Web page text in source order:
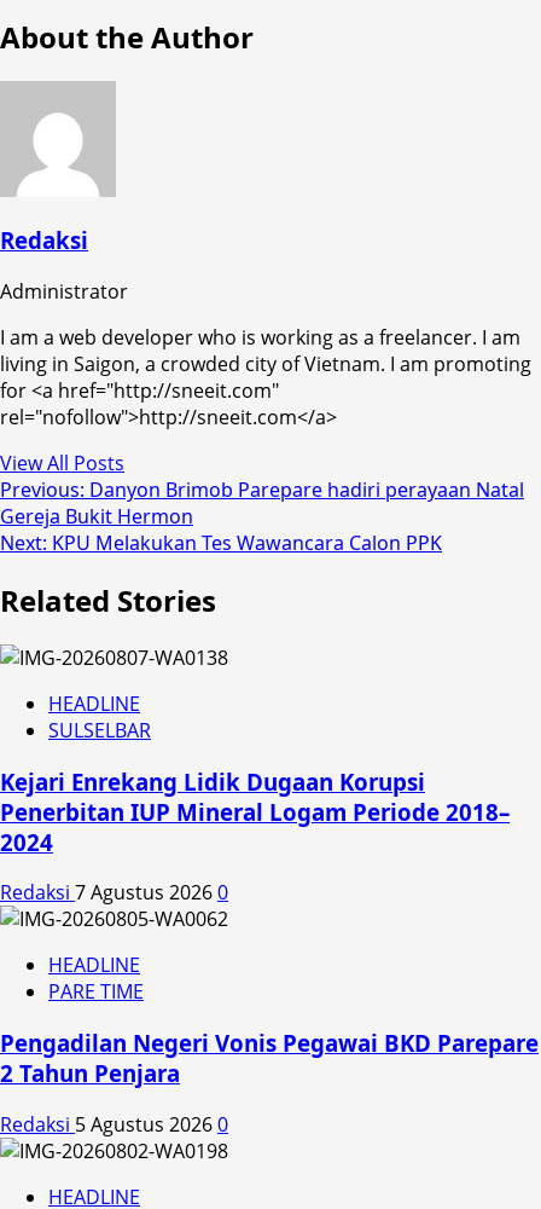
About the Author
Redaksi
Administrator
I am a web developer who is working as a freelancer. I am
living in Saigon, a crowded city of Vietnam. I am promoting
for <a href="http://sneeit.com"
rel="nofollow">http://sneeit.com</a>
View All Posts
Post
navigation
Previous: Danyon Brimob Parepare hadiri perayaan Natal
Gereja Bukit Hermon
Next: KPU Melakukan Tes Wawancara Calon PPK
Related Stories
HEADLINE
SULSELBAR
Kejari Enrekang Lidik Dugaan Korupsi
Penerbitan IUP Mineral Logam Periode 2018–
2024
Redaksi 7 Agustus 20260
HEADLINE
PARE TIME
Pengadilan Negeri Vonis Pegawai BKD Parepare
2 Tahun Penjara
Redaksi 5 Agustus 20260
HEADLINE